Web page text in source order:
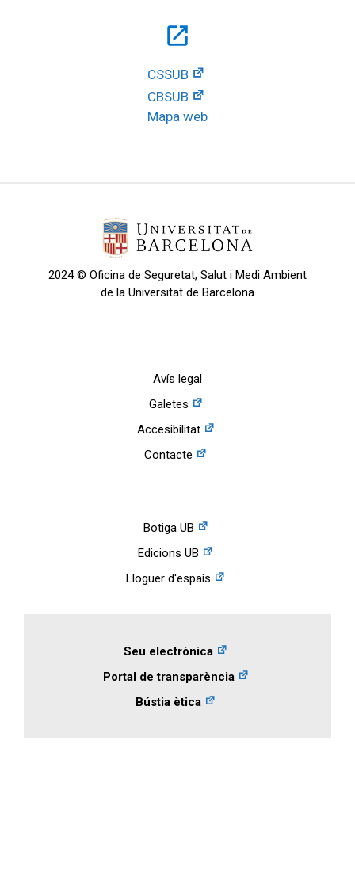
open_in_new
CSSUB
CBSUB
Mapa web
2024 © Oficina de Seguretat, Salut i Medi Ambient
de la Universitat de Barcelona
Avís legal
Galetes
Accesibilitat
Contacte
Botiga UB
Edicions UB
Lloguer d'espais
Seu electrònica
Portal de transparència
Bústia ètica